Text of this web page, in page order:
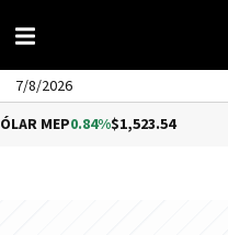
7/8/2026
$1,523.54